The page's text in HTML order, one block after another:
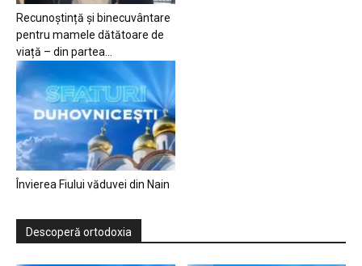
Recunoștință și binecuvântare
pentru mamele dătătoare de
viață – din partea...
Învierea Fiului văduvei din Nain
Descoperă ortodoxia